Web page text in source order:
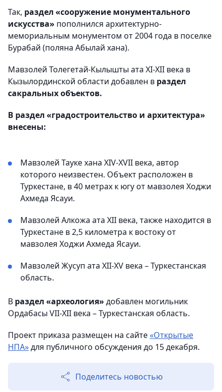
Так, раздел «сооружение монументального
искусства» пополнился архитектурно-
мемориальным монументом от 2004 года в поселке
Бурабай (поляна Абылай хана).
Мавзолей Толегетай-Кылышты ата ХІ-ХІІ века в
Кызылординской области добавлен в раздел
сакральных объектов.
В раздел «градостроительство и архитектура»
внесены:
Мавзолей Тауке хана XIV-XVII века, автор
которого неизвестен. Объект расположен в
Туркестане, в 40 метрах к югу от мавзолея Ходжи
Ахмеда Ясауи.
Мавзолей Алкожа ата XII века, также находится в
Туркестане в 2,5 километра к востоку от
мавзолея Ходжи Ахмеда Ясауи.
Мавзолей Жусуп ата XII-ХV века – Туркестанская
область.
В раздел «археология» добавлен могильник
Ордабасы VII-XII века – Туркестанская область.
Проект приказа размещен на сайте«Открытые
НПА»для публичного обсуждения до 15 декабря.
Поделитесь новостью